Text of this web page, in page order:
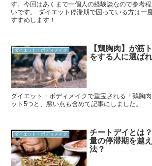
す。今回はあくまで一個人の経験談なので参考
いです。 ダイエット停滞期で困っている方は一
すすめします！
ダイエット・ボディメイク
【鶏胸肉】が筋
をする人に選ば
ダイエット・ボディメイクで重宝される「鶏胸
ット5つと、悪い点も含めて記事にしました。
ダイエット・ボディメイク
チートデイとは
量の停滞期を越
法？